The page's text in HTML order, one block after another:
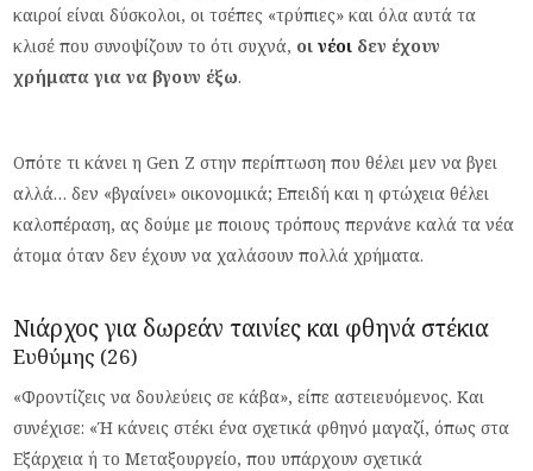
καιροί είναι δύσκολοι, οι τσέπες «τρύπιες» και όλα αυτά τα
κλισέ που συνοψίζουν το ότι συχνά, οινέοι δεν έχουν
χρήματα για να βγουν έξω.
Οπότε τι κάνει η Gen Z στην περίπτωση που θέλει μεν να βγει
αλλά… δεν «βγαίνει» οικονομικά; Επειδή και η φτώχεια θέλει
καλοπέραση, ας δούμε με ποιους τρόπους περνάνε καλά τα νέα
άτομα όταν δεν έχουν να χαλάσουν πολλά χρήματα.
Νιάρχος για δωρεάν ταινίες και φθηνά στέκια
Ευθύμης (26)
«Φροντίζεις να δουλεύεις σε κάβα», είπε αστειευόμενος. Και
συνέχισε: «Ή κάνεις στέκι ένα σχετικά φθηνό μαγαζί, όπως στα
Εξάρχεια ή το Μεταξουργείο, που υπάρχουν σχετικά